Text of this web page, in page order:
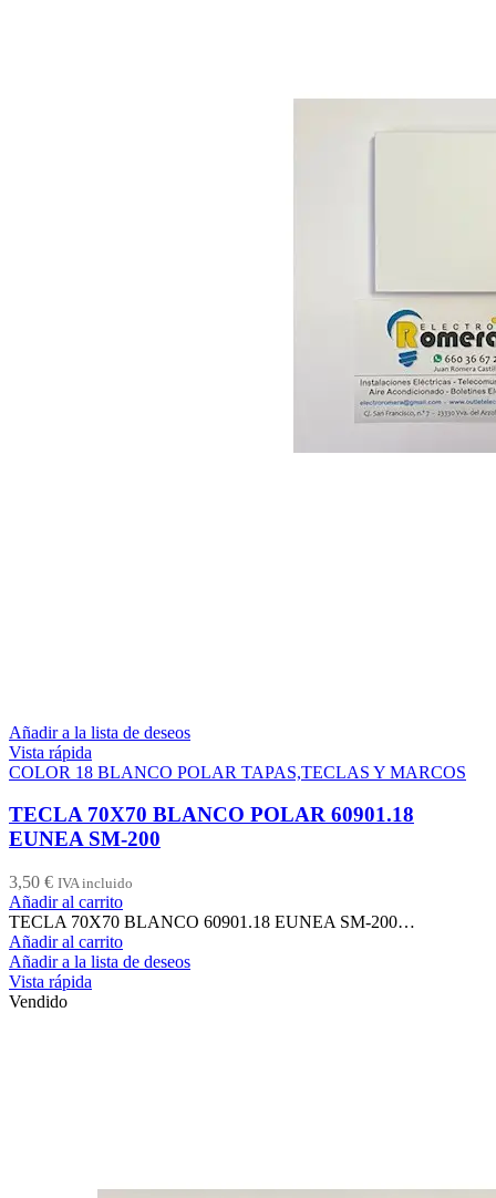
Añadir a la lista de deseos
Vista rápida
COLOR 18 BLANCO POLAR TAPAS,TECLAS Y MARCOS
TECLA 70X70 BLANCO POLAR 60901.18
EUNEA SM-200
3,50 € IVA incluido
Añadir al carrito
TECLA 70X70 BLANCO 60901.18 EUNEA SM-200…
Añadir al carrito
Añadir a la lista de deseos
Vista rápida
Vendido